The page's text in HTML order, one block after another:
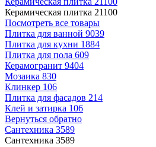
Керамическая плитка 21100
Посмотреть все товары
Плитка для ванной 9039
Плитка для кухни 1884
Плитка для пола 609
Керамогранит 9404
Мозаика 830
Клинкер 106
Плитка для фасадов 214
Клей и затирка 106
Вернуться обратно
Сантехника 3589
Сантехника 3589